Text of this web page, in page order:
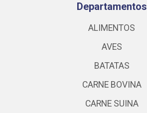
Departamentos
ALIMENTOS
AVES
BATATAS
CARNE BOVINA
CARNE SUINA